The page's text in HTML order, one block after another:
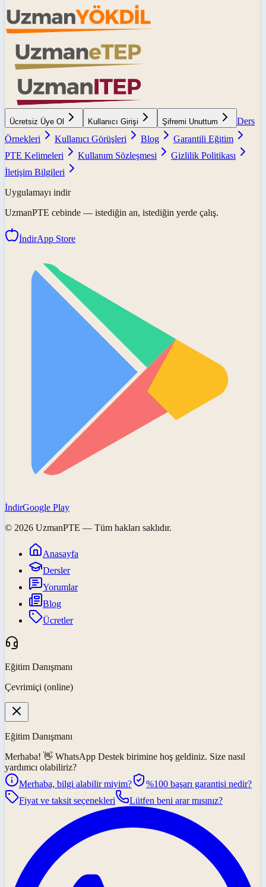
Ücretsiz Üye Ol Kullanıcı Girişi Şifremi Unuttum
Ders
Örnekleri
Kullanıcı Görüşleri Blog
Garantili Eğitim
PTE Kelimeleri
Kullanım Sözleşmesi
Gizlilik Politikası
İletişim Bilgileri
Uygulamayı indir
UzmanPTE cebinde — istediğin an, istediğin yerde çalış.
İndirApp Store
İndirGoogle Play
© 2026 UzmanPTE — Tüm hakları saklıdır.
Anasayfa
Dersler
Yorumlar
Blog
Ücretler
Eğitim Danışmanı
Çevrimiçi (online)
Eğitim Danışmanı
Merhaba! 👋 WhatsApp Destek birimine hoş geldiniz. Size nasıl
yardımcı olabiliriz?
Merhaba, bilgi alabilir miyim?
%100 başarı garantisi nedir?
Fiyat ve taksit seçenekleri
Lütfen beni arar mısınız?